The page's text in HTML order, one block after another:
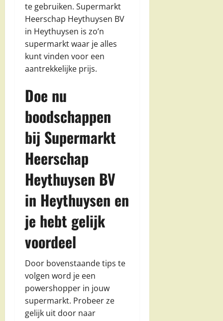
te gebruiken. Supermarkt
Heerschap Heythuysen BV
in Heythuysen is zo’n
supermarkt waar je alles
kunt vinden voor een
aantrekkelijke prijs.
Doe nu
boodschappen
bij Supermarkt
Heerschap
Heythuysen BV
in Heythuysen en
je hebt gelijk
voordeel
Door bovenstaande tips te
volgen word je een
powershopper in jouw
supermarkt. Probeer ze
gelijk uit door naar